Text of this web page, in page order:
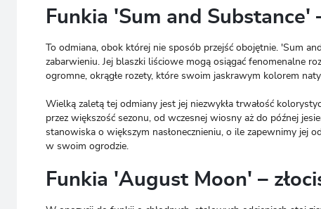
Funkia 'Sum and
To odmiana, obok której nie sposób przejść obojętnie. 'Sum
zabarwieniu. Jej blaszki liściowe mogą osiągać fenomenalne
ogromne, okrągłe rozety, które swoim jaskrawym kolorem
Wielką zaletą tej odmiany jest jej niezwykła trwałość
przez większość sezonu, od wczesnej wiosny aż do późnej
stanowiska o większym nasłonecznieniu, o ile zapewnimy jej
w swoim ogrodzie.
Funkia 'August Moon' –